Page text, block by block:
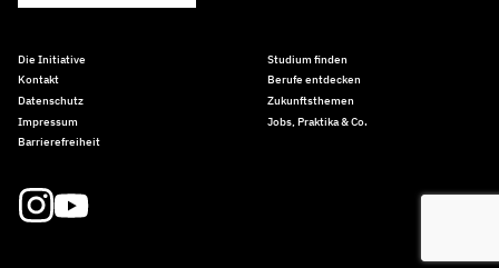
Die Initiative
Kontakt
Datenschutz
Impressum
Barrierefreiheit
Studium finden
Berufe entdecken
Zukunftsthemen
Jobs, Praktika & Co.